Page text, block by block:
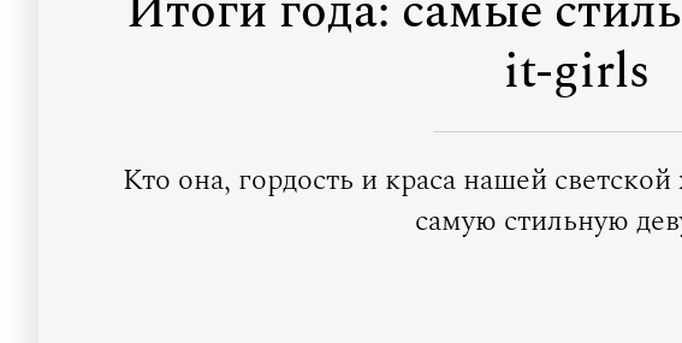
it-girls
Кто она, гордость и краса нашей
самую стильную